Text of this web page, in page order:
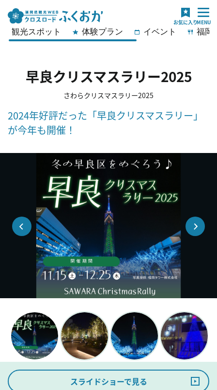
観光スポット 体験プラン イベント 福岡
早良クリスマスラリー2025
さわらクリスマスラリー2025
2024年好評だった「早良クリスマスラリー」
が今年も開催！
スライドショーで見る